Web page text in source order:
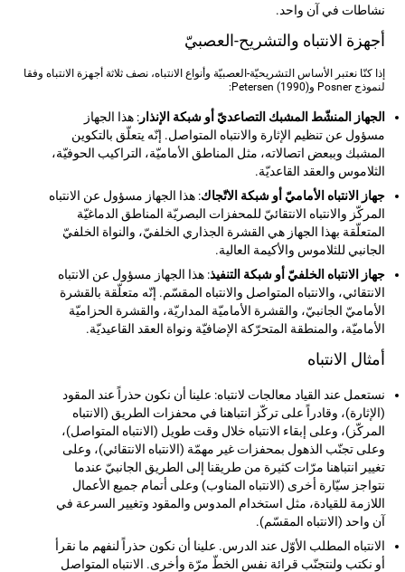
نشاطات في آن واحد.
أجهزة الانتباه والتشريح-العصبيّ
إذا كنّا نعتبر الأساس التشريحيّة-العصبيّة وأنواع الانتباه، نصف ثلاثة أجهزة الانتباه وفقا
لنموذج Posner و(Petersen (1990:
الجهاز المنشّط المشبك التصاعديّ أو شبكة الإنذار: هذا الجهاز
مسؤول عن تنظيم الإثارة والانتباه المتواصل. إنّه يتعلّق بالتكوين
المشبك وببعض اتصالاته، مثل المناطق الأماميّة، التراكيب الحوفيّة،
الثلاموس والعقد القاعديّة.
جهاز الانتباه الأماميّ أو شبكة الاتّجاك: هذا الجهاز مسؤول عن الانتباه
المركّز والانتباه الانتقائيّ للمحفزات البصريّة المناطق الدماغيّة
المتعلّقة بهذا الجهاز هي القشرة الجذاري الخلفيّ، والنواة الخلفيّ
الجانبي للثلاموس والأكيمة العالية.
جهاز الانتباه الخلفيّ أو شبكة التنفيذ: هذا الجهاز مسؤول عن الانتباه
الانتقائي، والانتباه المتواصل والانتباه المقسّم. إنّه متعلّقة بالقشرة
الأماميّ الجانبيّ، والقشرة الأماميّة المداريّة، والقشرة الحزاميّة
الأماميّة، والمنطقة المتحرّكة الإضافيّة ونواة العقد القاعيديّة.
أمثال الانتباه
نستعمل عند القياد معالجات لانتباه: علينا أن نكون حذراً عند المقود
(الإثارة)، وقادراً على تركّز انتباهنا في محفزات الطريق (الانتباه
المركّز)، وعلى إبقاء الانتباه خلال وقت طويل (الانتباه المتواصل)،
وعلى تجنّب الذهول بمحفزات غير مهمّة (الانتباه الانتقائي)، وعلى
تغيير انتباهنا مرّات كثيرة من طريقنا إلى الطريق الجانبيّ عندما
نتواجز سيّارة أخرى (الانتباه المناوب) وعلى أتمام جميع الأعمال
اللازمة للقيادة، مثل استخدام المدوس والمقود وتغيير السرعة في
آن واحد (الانتباه المقسّم).
الانتباه المطلب الأوّل عند الدرس. علينا أن نكون حذراً لنفهم ما نقرأ
أو نكتب ولنتجنّب قرائة نفس الخطّ مرّة وأخرى. الانتباه المتواصل